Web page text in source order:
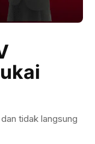
tidak langsung